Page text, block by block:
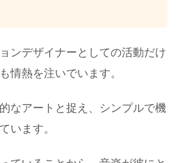
ンデザイナーとしての活動だけ
情熱を注いでいます。
なアートと捉え、シンプルで機
います。